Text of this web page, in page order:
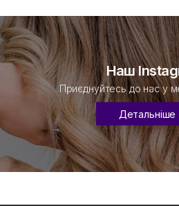
Наш
Приєднуйтесь до нас у
Детальніше